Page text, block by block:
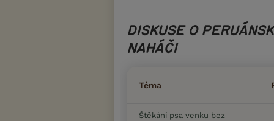
DISKUSE O
NAHÁČI
Téma
Štěkání psa venku bez